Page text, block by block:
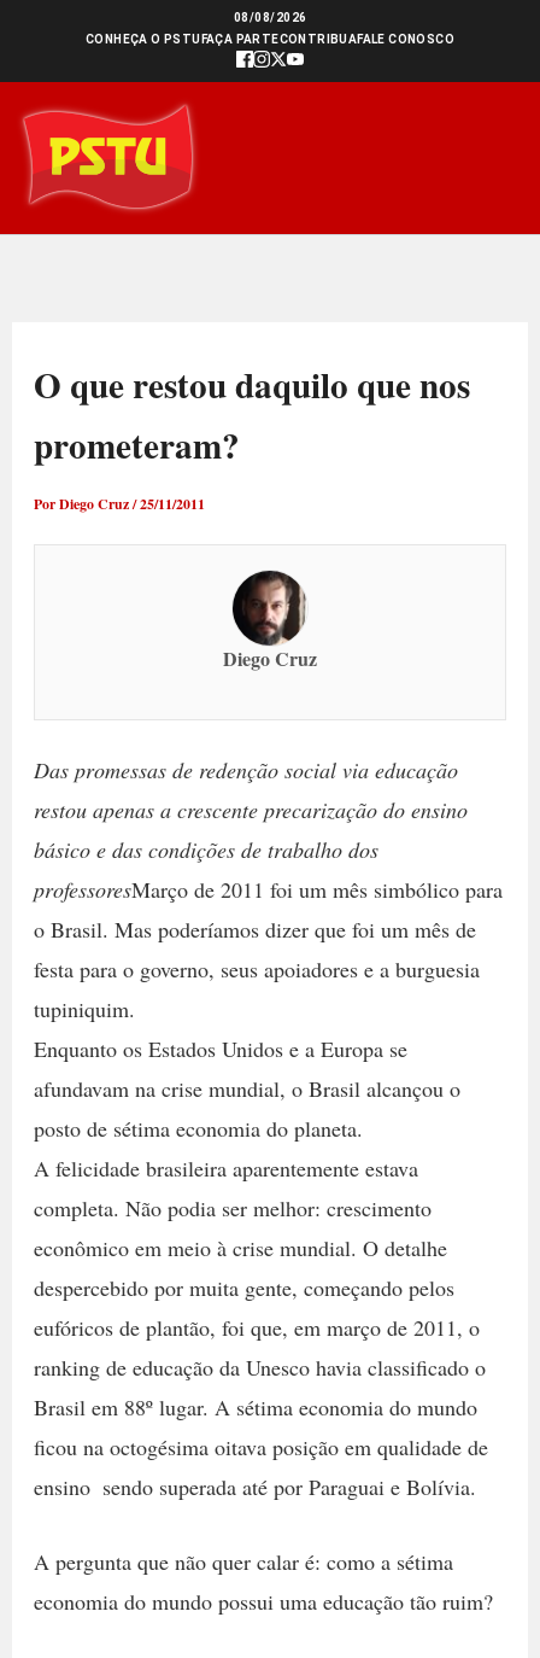
conteúdo
08/08/2026
CONHEÇA O PSTU FAÇA PARTECONTRIBUAFALE CONOSCO
O que restou daquilo que nos
prometeram?
PorDiego Cruz/25/11/2011
Diego Cruz
Das promessas de redenção social via educação
restou apenas a crescente precarização do ensino
básico e das condições de trabalho dos
professoresMarço de 2011 foi um mês simbólico para
o Brasil. Mas poderíamos dizer que foi um mês de
festa para o governo, seus apoiadores e a burguesia
tupiniquim.
Enquanto os Estados Unidos e a Europa se
afundavam na crise mundial, o Brasil alcançou o
posto de sétima economia do planeta.
A felicidade brasileira aparentemente estava
completa. Não podia ser melhor: crescimento
econômico em meio à crise mundial. O detalhe
despercebido por muita gente, começando pelos
eufóricos de plantão, foi que, em março de 2011, o
ranking de educação da Unesco havia classificado o
Brasil em 88º lugar. A sétima economia do mundo
ficou na octogésima oitava posição em qualidade de
ensino  sendo superada até por Paraguai e Bolívia.
A pergunta que não quer calar é: como a sétima
economia do mundo possui uma educação tão ruim?